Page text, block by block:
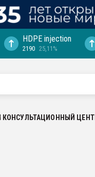
HDPE injection
2190 25,11%
КОНСУЛЬТАЦИОННЫЙ